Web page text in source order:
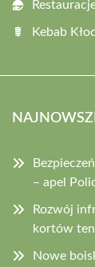
Kebab
– apel
Rozwój
kortów
Nowe